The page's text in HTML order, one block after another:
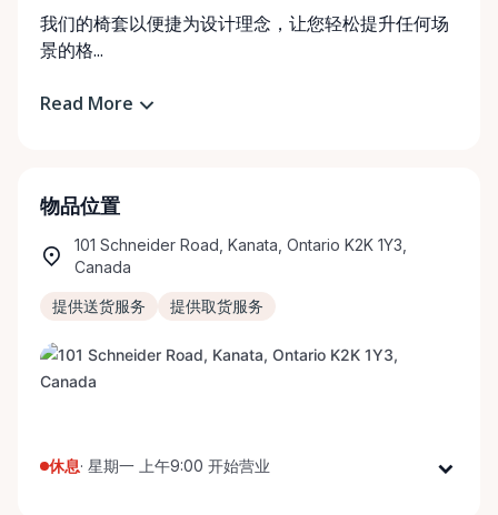
我们的椅套以便捷为设计理念，让您轻松提升任何场
景的格...
Read More
物品位置
101 Schneider Road, Kanata, Ontario K2K 1Y3,
Canada
提供送货服务 提供取货服务
休息· 星期一 上午9:00 开始营业